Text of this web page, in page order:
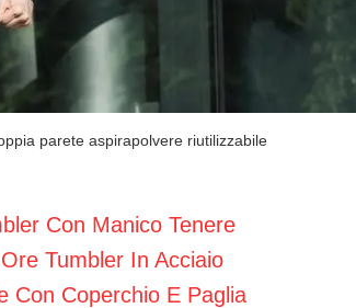
parete aspirapolvere riutilizzabile
Con Manico Tenere
Tumbler In Acciaio
Con Coperchio E Paglia